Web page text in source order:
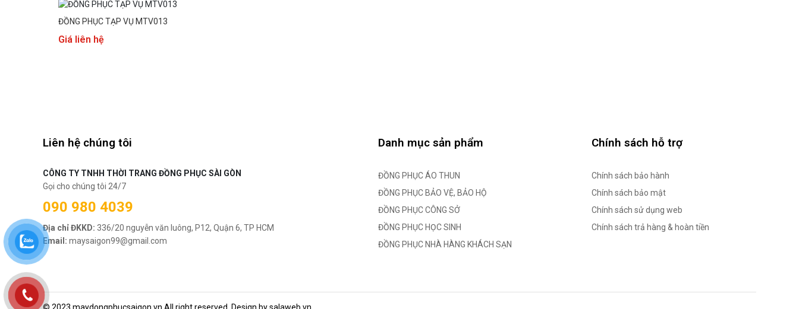
ĐỒNG PHỤC TẠP VỤ MTV013
Giá liên hệ
Liên hệ chúng tôi
CÔNG TY TNHH THỜI TRANG ĐỒNG PHỤC SÀI GÒN
Gọi cho chúng tôi 24/7
090 980 4039
Địa chỉ ĐKKD: 336/20 nguyễn văn luông, P12, Quận 6, TP HCM
Email: maysaigon99@gmail.com
Danh mục sản phẩm
ĐỒNG PHỤC ÁO THUN
ĐỒNG PHỤC BẢO VỆ, BẢO HỘ
ĐỒNG PHỤC CÔNG SỞ
ĐỒNG PHỤC HỌC SINH
ĐỒNG PHỤC NHÀ HÀNG KHÁCH SẠN
Chính sách hỗ trợ
Chính sách bảo hành
Chính sách bảo mật
Chính sách sử dụng web
Chính sách trả hàng & hoàn tiền
© 2023 maydongphucsaigon.vn All right reserved. Design by salaweb.vn